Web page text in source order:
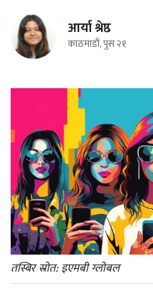
आर्या श्रेष्ठ
काठमाडौं, पुस २१
तस्बिर स्रोत: इएमबी ग्लोबल